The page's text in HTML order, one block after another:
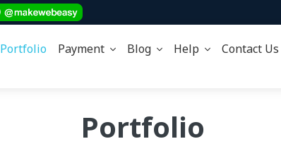
Portfolio Payment Blog Help Contact Us
Portfolio